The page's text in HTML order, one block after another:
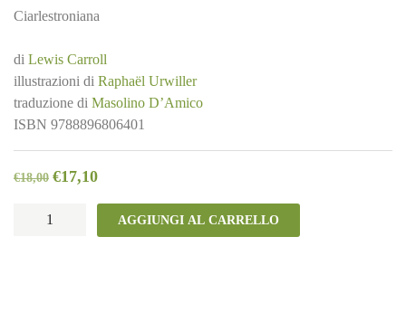
Ciarlestroniana
di Lewis Carroll
illustrazioni di Raphaël Urwiller
traduzione di Masolino D’Amico
ISBN 9788896806401
€18,00 €17,10
Jabberwocky
AGGIUNGI AL CARRELLO